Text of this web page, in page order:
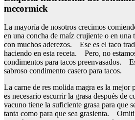
mccormick
La mayoría de nosotros crecimos
en una concha de maíz crujiente o en una
con muchos aderezos. Ese es el taco
haciendo en esta receta. Pero, no
condimentos para tacos preenvasados.
sabroso condimento casero para tacos.
La carne de res molida magra es la mejor
es necesario escurrir la grasa después de
vacuno tiene la suficiente grasa para que
tanta como para que sea grasienta.